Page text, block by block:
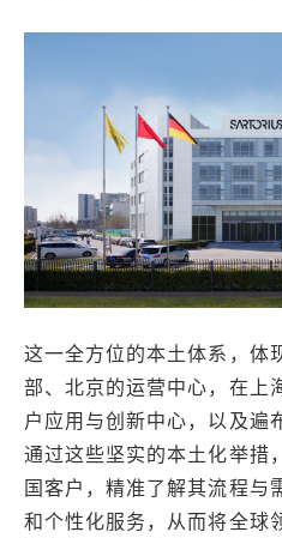
这一全方位的本土体系，体
部、北京的运营中心，在上
户应用与创新中心，以及遍
通过这些坚实的本土化举措
国客户，精准了解其流程与
和个性化服务，从而将全球